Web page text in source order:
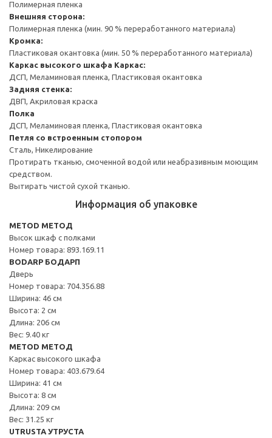
Полимерная пленка
Внешняя сторона:
Полимерная пленка (мин. 90 % переработанного материала)
Кромка:
Пластиковая окантовка (мин. 50 % переработанного материала)
Каркас высокого шкафа Каркас:
ДСП, Меламиновая пленка, Пластиковая окантовка
Задняя стенка:
ДВП, Акриловая краска
Полка
ДСП, Меламиновая пленка, Пластиковая окантовка
Петля со встроенным стопором
Сталь, Никелирование
Протирать тканью, смоченной водой или неабразивным моющим
средством.
Вытирать чистой сухой тканью.
Информация об упаковке
METOD МЕТОД
Высок шкаф с полками
Номер товара: 893.169.11
BODARP БОДАРП
Дверь
Номер товара: 704.356.88
Ширина: 46 см
Высота: 2 см
Длина: 206 см
Вес: 9.40 кг
METOD МЕТОД
Каркас высокого шкафа
Номер товара: 403.679.64
Ширина: 41 см
Высота: 8 см
Длина: 209 см
Вес: 31.25 кг
UTRUSTA УТРУСТА